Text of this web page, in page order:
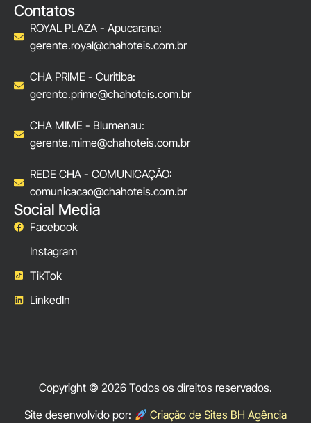
Contatos
ROYAL PLAZA - Apucarana:
gerente.royal@chahoteis.com.br
CHA PRIME - Curitiba:
gerente.prime@chahoteis.com.br
CHA MIME - Blumenau:
gerente.mime@chahoteis.com.br
REDE CHA - COMUNICAÇÃO:
comunicacao@chahoteis.com.br
Social Media
Facebook
Instagram
TikTok
LinkedIn
Copyright © 2026 Todos os direitos reservados.
Site desenvolvido por:
Criação de Sites BH Agência